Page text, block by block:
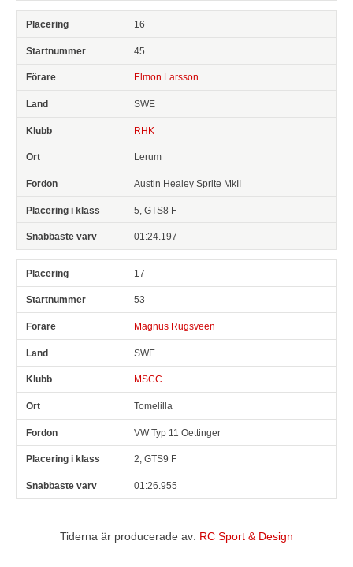
16
45
Elmon Larsson
SWE
RHK
Lerum
Austin Healey Sprite MkII
5, GTS8 F
01:24.197
17
53
Magnus Rugsveen
SWE
MSCC
Tomelilla
VW Typ 11 Oettinger
2, GTS9 F
01:26.955
Tiderna är producerade av: RC Sport & Design